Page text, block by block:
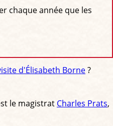
chaque année que les
d'Élisabeth Borne?
le magistrat Charles Prats,